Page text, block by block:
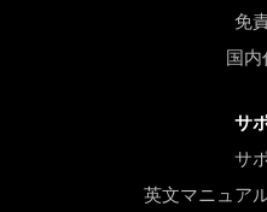
免
国
サ
サ
英文マニュア